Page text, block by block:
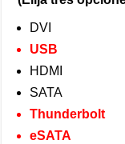
DVI
USB
HDMI
SATA
Thunderbolt
eSATA